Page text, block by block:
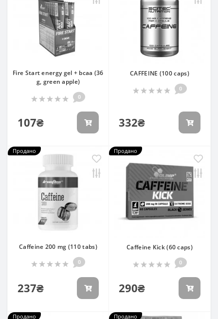
Fire Start energy gel + bcaa (36
g, green apple)
0
107₴
CAFFEINE (100 caps)
0
332₴
Продано
Caffeine 200 mg (110 tabs)
0
237₴
Продано
Caffeine Kick (60 caps)
0
290₴
Продано Продано